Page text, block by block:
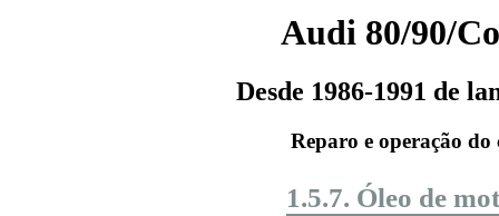
Audi 80/90/
Desde 1986-1991 de
Reparo e operação do
1.5.7. Óleo de